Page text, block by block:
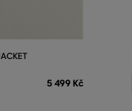
5 499 Kč